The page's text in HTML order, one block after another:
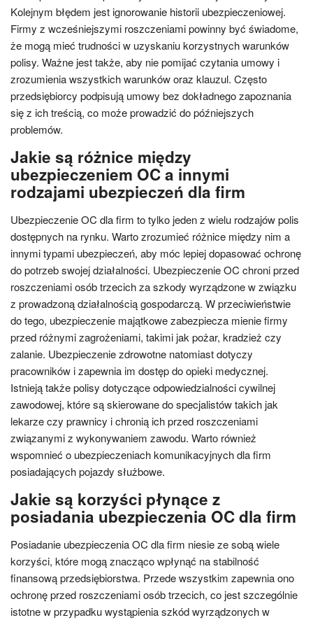
Kolejnym błędem jest ignorowanie historii ubezpieczeniowej.
Firmy z wcześniejszymi roszczeniami powinny być świadome,
że mogą mieć trudności w uzyskaniu korzystnych warunków
polisy. Ważne jest także, aby nie pomijać czytania umowy i
zrozumienia wszystkich warunków oraz klauzul. Często
przedsiębiorcy podpisują umowy bez dokładnego zapoznania
się z ich treścią, co może prowadzić do późniejszych
problemów.
Jakie są różnice między
ubezpieczeniem OC a innymi
rodzajami ubezpieczeń dla firm
Ubezpieczenie OC dla firm to tylko jeden z wielu rodzajów polis
dostępnych na rynku. Warto zrozumieć różnice między nim a
innymi typami ubezpieczeń, aby móc lepiej dopasować ochronę
do potrzeb swojej działalności. Ubezpieczenie OC chroni przed
roszczeniami osób trzecich za szkody wyrządzone w związku
z prowadzoną działalnością gospodarczą. W przeciwieństwie
do tego, ubezpieczenie majątkowe zabezpiecza mienie firmy
przed różnymi zagrożeniami, takimi jak pożar, kradzież czy
zalanie. Ubezpieczenie zdrowotne natomiast dotyczy
pracowników i zapewnia im dostęp do opieki medycznej.
Istnieją także polisy dotyczące odpowiedzialności cywilnej
zawodowej, które są skierowane do specjalistów takich jak
lekarze czy prawnicy i chronią ich przed roszczeniami
związanymi z wykonywaniem zawodu. Warto również
wspomnieć o ubezpieczeniach komunikacyjnych dla firm
posiadających pojazdy służbowe.
Jakie są korzyści płynące z
posiadania ubezpieczenia OC dla firm
Posiadanie ubezpieczenia OC dla firm niesie ze sobą wiele
korzyści, które mogą znacząco wpłynąć na stabilność
finansową przedsiębiorstwa. Przede wszystkim zapewnia ono
ochronę przed roszczeniami osób trzecich, co jest szczególnie
istotne w przypadku wystąpienia szkód wyrządzonych w